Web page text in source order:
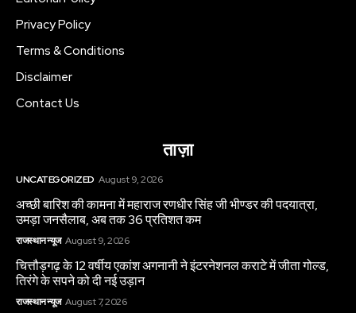
Privacy Policy
Terms & Conditions
Disclaimer
Contact Us
ताज़ा
UNCATEGORIZED August 9, 2026
अच्छी बारिश की कामना में महाराज रणधीर सिंह जी भीण्डर की पदयात्रा,
उमड़ा जनसैलाब, अब तक 36 प्रतिशत कम
राजस्थान न्यूज August 9, 2026
चित्तौड़गढ़ के 12 वर्षीय एकांश अगनानी ने इंटरनेशनल कराटे में जीता गोल्ड,
तिरंगे के सपने को दी नई उड़ान
राजस्थान न्यूज August 7, 2026